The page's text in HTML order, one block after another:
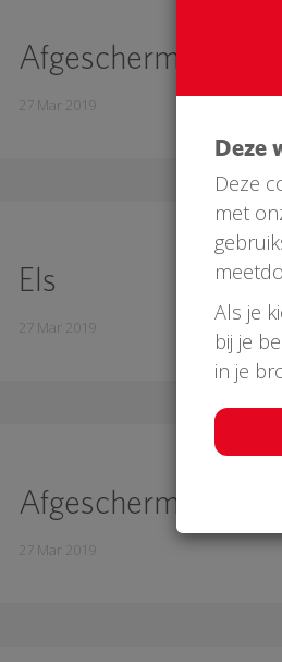
Afgeschermd
27 Mar 2019
Els
27 Mar 2019
Afgeschermd
27 Mar 2019
Deze
met
Als je
bij je
in je